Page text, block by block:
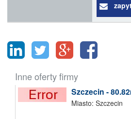
Inne oferty firmy
Szczecin -
Miasto: Szczecin